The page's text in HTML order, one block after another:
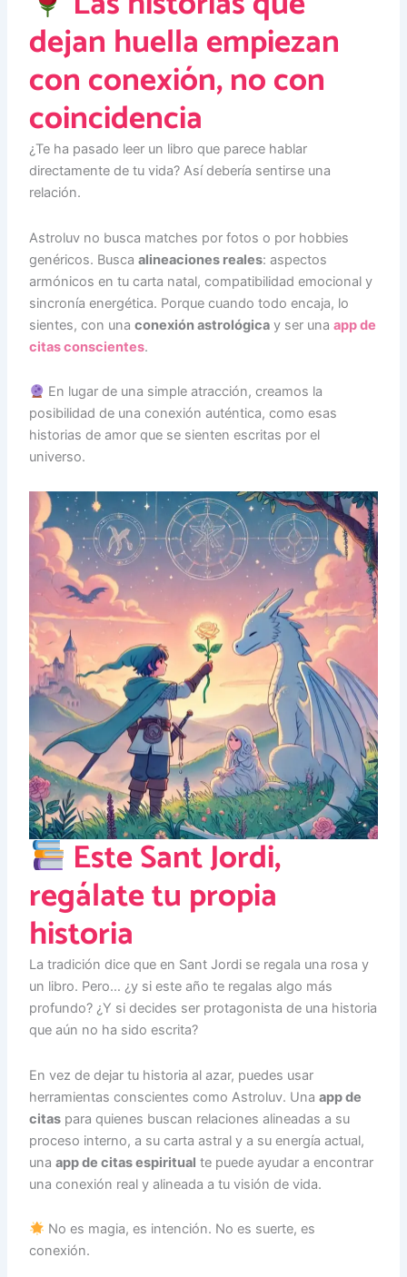
dejan huella empiezan
con conexión, no con
coincidencia
¿Te ha pasado leer un libro que parece hablar
directamente de tu vida? Así debería sentirse una
relación.
Astroluv no busca matches por fotos o por hobbies
genéricos. Buscaalineaciones reales: aspectos
armónicos en tu carta natal, compatibilidad emocional y
sincronía energética. Porque cuando todo encaja, lo
sientes, con unaconexión astrológica y ser unaapp de
citas conscientes.
En lugar de una simple atracción, creamos la
posibilidad de una conexión auténtica, como esas
historias de amor que se sienten escritas por el
universo.
Este Sant Jordi,
regálate tu propia
historia
La tradición dice que en Sant Jordi se regala una rosa y
un libro. Pero… ¿y si este año te regalas algo más
profundo? ¿Y si decides ser protagonista de una historia
que aún no ha sido escrita?
En vez de dejar tu historia al azar, puedes usar
herramientas conscientes como Astroluv. Unaapp de
citas para quienes buscan relaciones alineadas a su
proceso interno, a su carta astral y a su energía actual,
unaapp de citas espiritual te puede ayudar a encontrar
una conexión real y alineada a tu visión de vida.
No es magia, es intención. No es suerte, es
conexión.